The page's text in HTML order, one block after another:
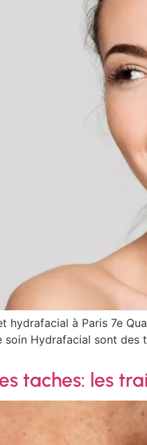
hydrafacial à Paris 7e
soin Hydrafacial sont
taches: les